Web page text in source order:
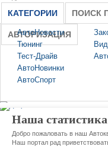
КАТЕГОРИИ
АвтоНовости
Тюнинг
Тест-Драйв
АвтоНовинки
АвтоСпорт
ПОИСК
АВТОРИЗАЦИЯ
Наша
Добро пожаловать в наш
Наш портал рад